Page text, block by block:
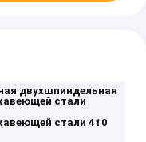
двухшпиндельная
стали
стали 410